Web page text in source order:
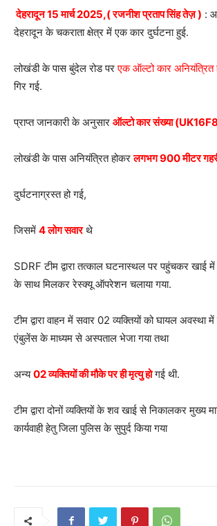
देहरादून 15 मार्च 2025,( रजनीश प्रताप सिंह तेज़ ) :
देहरादून के चकराता क्षेत्र में एक कार दुर्घटना हुई.
लोखंडी के पास बुंदेल रोड परएक ऑल्टो कार अनियंत्रित
गिर गई.
प्राप्त जानकारी के अनुसार ऑल्टो कार संख्या
लोखंडी के पास अनियंत्रित होकरलगभग 900 मीटर
दुर्घटनाग्रस्त हो गई,
जिसमें 4 लोग सवारथे
SDRF टीम द्वारा तत्काल घटनास्थल पर पहुंचकर खाई
के साथ मिलकर रेस्क्यू ऑपरेशन चलाया गया.
टीम द्वारा वाहन में सवार 02 व्यक्तियों को घायल
एंबुलेंस के माध्यम से अस्पताल भेजा गया तथा
अन्य02 व्यक्तियों की मौके पर ही मृत्यु हो गई थी.
टीम द्वारा दोनों व्यक्तियों के शव खाई से निकालकर मुख्य
कार्यवाही हेतु जिला पुलिस के सुपुर्द किया गया